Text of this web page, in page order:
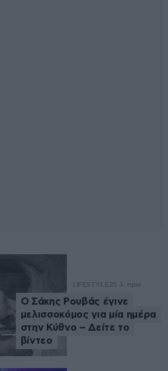
LIFESTYLE25 λ. πριν
Ο Σάκης Ρουβάς έγινε
μελισσοκόμος για μία ημέρα
στην Κύθνο – Δείτε το
βίντεο